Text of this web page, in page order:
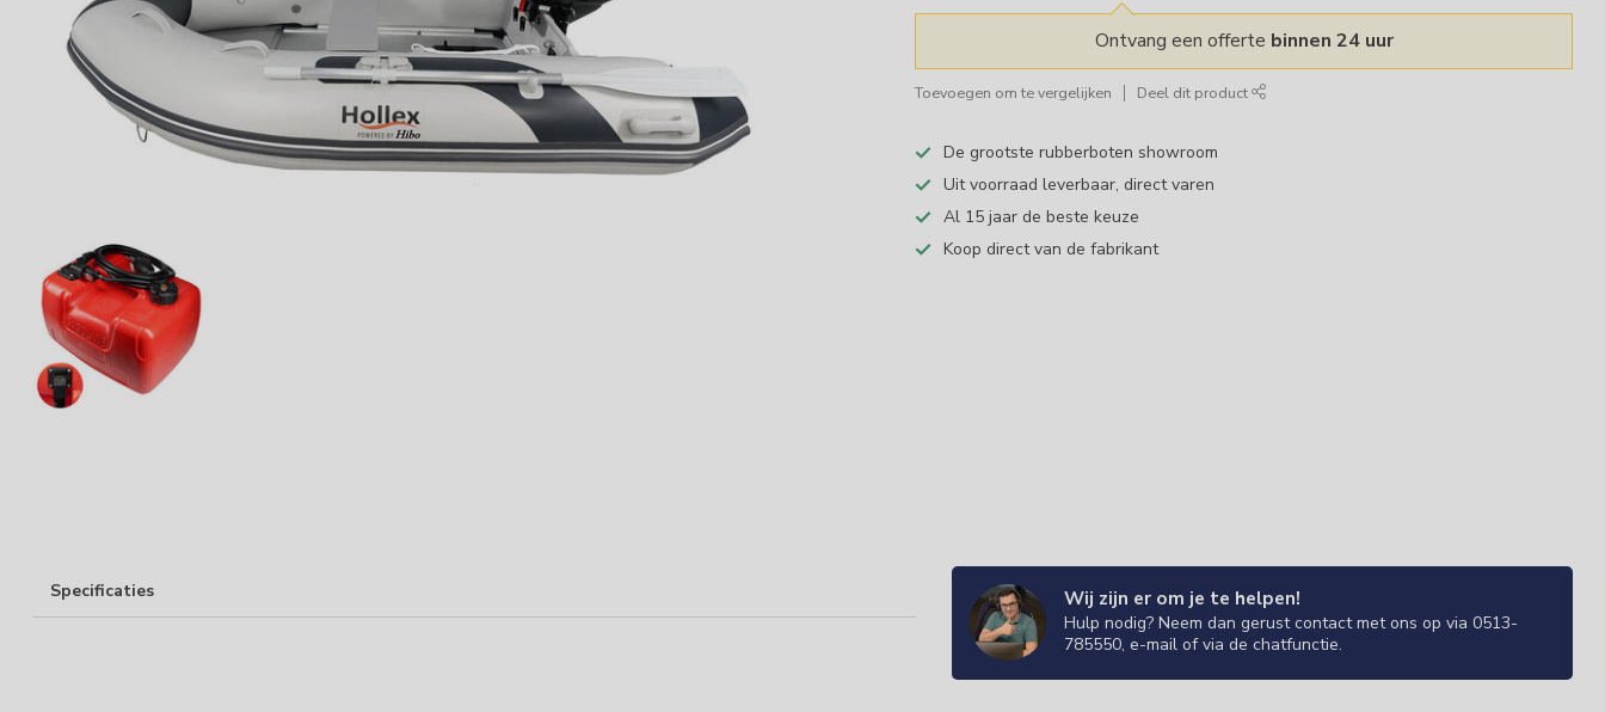
Ontvang een offerte binnen 24 uur
Toevoegen om te vergelijken Deel dit product
De grootste rubberboten showroom
Uit voorraad leverbaar, direct varen
Al 15 jaar de beste keuze
Koop direct van de fabrikant
Specificaties Wij zijn er om je te helpen!
Hulp nodig? Neem dan gerust contact met ons op via 0513-
785550, e-mail of via de chatfunctie.